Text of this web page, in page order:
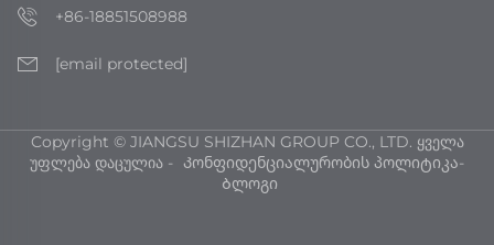
+86-18851508988
[email protected]
Copyright © JIANGSU SHIZHAN GROUP CO., LTD. ყველა
უფლება დაცულია - Კონფიდენციალურობის პოლიტიკა-
Ბლოგი